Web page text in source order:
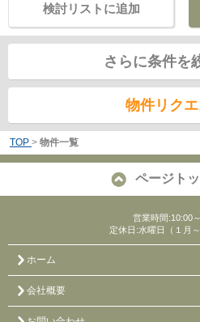
検討リストに追加
さらに条件を
物件リクエ
TOP > 物件一覧
ページト
営業時間:10:00
定休日:水曜日（１月
ホーム
会社概要